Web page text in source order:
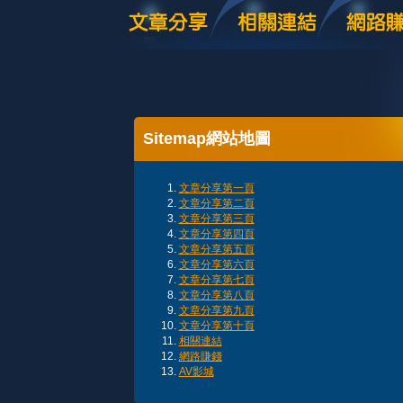
Sitemap網站地圖
文章分享第一頁
文章分享第二頁
文章分享第三頁
文章分享第四頁
文章分享第五頁
文章分享第六頁
文章分享第七頁
文章分享第八頁
文章分享第九頁
文章分享第十頁
相關連結
網路賺錢
AV影城